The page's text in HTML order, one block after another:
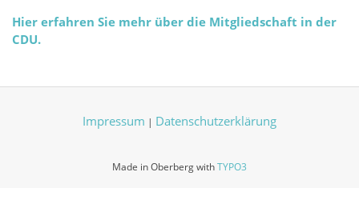
Hier erfahren Sie mehr über die Mitgliedschaft in der
CDU.
Impressum | Datenschutzerklärung
Made in Oberberg withTYPO3